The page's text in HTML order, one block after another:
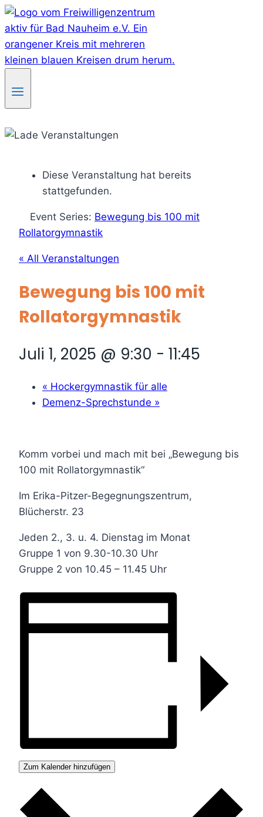
Skip
to
content
Diese Veranstaltung hat bereits
stattgefunden.
Event Series: Bewegung bis 100 mit
Rollatorgymnastik
« All Veranstaltungen
Bewegung bis 100 mit
Rollatorgymnastik
Juli 1, 2025 @ 9:30 - 11:45
« Hockergymnastik für alle
Demenz-Sprechstunde »
Komm vorbei und mach mit bei „Bewegung bis
100 mit Rollatorgymnastik“
Im Erika-Pitzer-Begegnungszentrum,
Blücherstr. 23
Jeden 2., 3. u. 4. Dienstag im Monat
Gruppe 1 von 9.30-10.30 Uhr
Gruppe 2 von 10.45 – 11.45 Uhr
Zum Kalender hinzufügen